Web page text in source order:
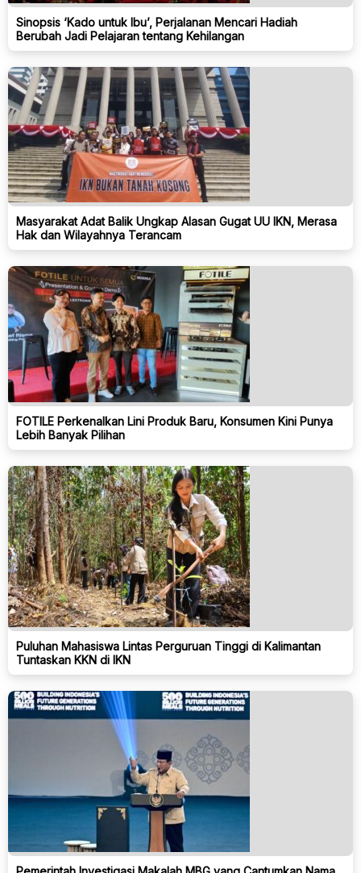
Sinopsis ‘Kado untuk Ibu’, Perjalanan Mencari Hadiah
Berubah Jadi Pelajaran tentang Kehilangan
Masyarakat Adat Balik Ungkap Alasan Gugat UU IKN, Merasa
Hak dan Wilayahnya Terancam
FOTILE Perkenalkan Lini Produk Baru, Konsumen Kini Punya
Lebih Banyak Pilihan
Puluhan Mahasiswa Lintas Perguruan Tinggi di Kalimantan
Tuntaskan KKN di IKN